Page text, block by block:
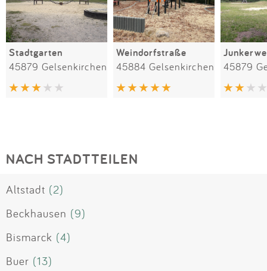
Stadtgarten
45879 Gelsenkirchen
Weindorfstraße
45884 Gelsenkirchen 45879
NACH STADTTEILEN
Altstadt (2)
Beckhausen (9)
Bismarck (4)
Buer (13)